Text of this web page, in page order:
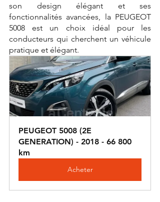
son design élégant et ses
fonctionnalités avancées, la PEUGEOT
5008 est un choix idéal pour les
conducteurs qui cherchent un véhicule
pratique et élégant.
PEUGEOT 5008 (2E
GENERATION) - 2018 - 66 800
km
Acheter